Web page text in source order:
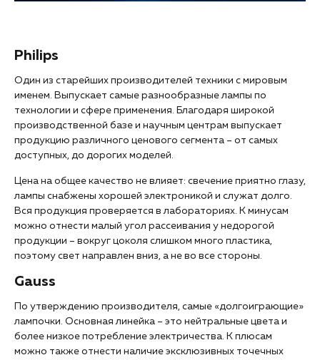
Philips
Один из старейших производителей техники с мировым
именем. Выпускает самые разнообразные лампы по
технологии и сфере применения. Благодаря широкой
производственной базе и научным центрам выпускает
продукцию различного ценового сегмента – от самых
доступных, до дорогих моделей.
Цена на общее качество не влияет: свечение приятно глазу,
лампы снабжены хорошей электроникой и служат долго.
Вся продукция проверяется в лабораториях. К минусам
можно отнести малый угол рассеивания у недорогой
продукции – вокруг цоколя слишком много пластика,
поэтому свет направлен вниз, а не во все стороны.
Gauss
По утверждению производителя, самые «долгоиграющие»
лампочки. Основная линейка – это нейтральные цвета и
более низкое потребление электричества. К плюсам
можно также отнести наличие эксклюзивных точечных